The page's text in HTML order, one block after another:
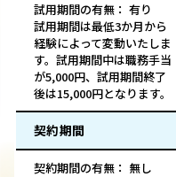
試用期間の有無： 有り
試用期間は最低3か月から
経験によって変動いたしま
す。試用期間中は職務手当
が5,000円、試用期間終了
後は15,000円となります。
契約期間
契約期間の有無： 無し